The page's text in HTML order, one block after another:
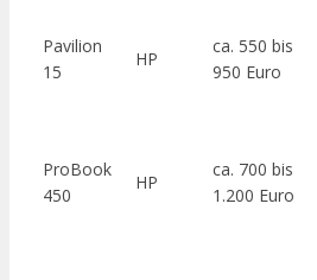
Pavilion
15
HP
ca. 550 bis
950 Euro
ProBook
450
HP
ca. 700 bis
1.200 Euro